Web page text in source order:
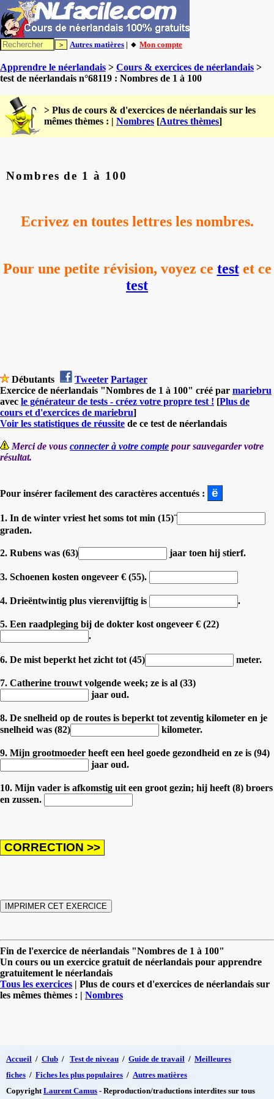
Autres matières | 🔸 Mon compte
Apprendre le néerlandais > Cours & exercices de néerlandais >
test de néerlandais n°68119 : Nombres de 1 à 100
> Plus de cours & d'exercices de néerlandais sur les
mêmes thèmes : | Nombres [Autres thèmes]
Nombres de 1 à 100
Ecrivez en toutes lettres les nombres.
Pour une petite révision, voyez ce testet ce
test
Débutants Tweeter Partager
Exercice de néerlandais "Nombres de 1 à 100" créé par mariebru
avec le générateur de tests - créez votre propre test ! [Plus de
cours et d'exercices de mariebru]
Voir les statistiques de réussite de ce test de néerlandais
Merci de vous connecter à votre compte pour sauvegarder votre
résultat.
Pour insérer facilement des caractères accentués :
1. In de winter vriest het soms tot min (15)¨
graden.
2. Rubens was (63) jaar toen hij stierf.
3. Schoenen kosten ongeveer € (55).
4. Drieëntwintig plus vierenvijftig is .
5. Een raadpleging bij de dokter kost ongeveer € (22)
.
6. De mist beperkt het zicht tot (45) meter.
7. Catherine trouwt volgende week; ze is al (33)
jaar oud.
8. De snelheid op de routes is beperkt tot zeventig kilometer en je
snelheid was (82)
kilometer.
9. Mijn grootmoeder heeft een heel goede gezondheid en ze is (94)
jaar oud.
10. Mijn vader is afkomstig uit een groot gezin; hij heeft (8) broers
en zussen.
Fin de l'exercice de néerlandais "Nombres de 1 à 100"
Un cours ou un exercice gratuit de néerlandais pour apprendre
gratuitement le néerlandais
Tous les exercices | Plus de cours et d'exercices de néerlandais sur
les mêmes thèmes : | Nombres
Accueil / Club / Test de niveau / Guide de travail / Meilleures
fiches / Fiches les plus populaires / Autres matières
Copyright Laurent Camus - Reproduction/traductions interdites sur tous